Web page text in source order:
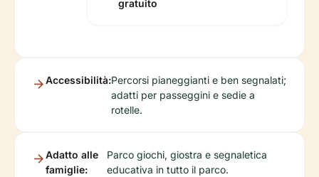
gratuito
Accessibilità:Percorsi pianeggianti e ben segnalati;
adatti per passeggini e sedie a
rotelle.
Adatto alle
famiglie:
Parco giochi, giostra e segnaletica
educativa in tutto il parco.